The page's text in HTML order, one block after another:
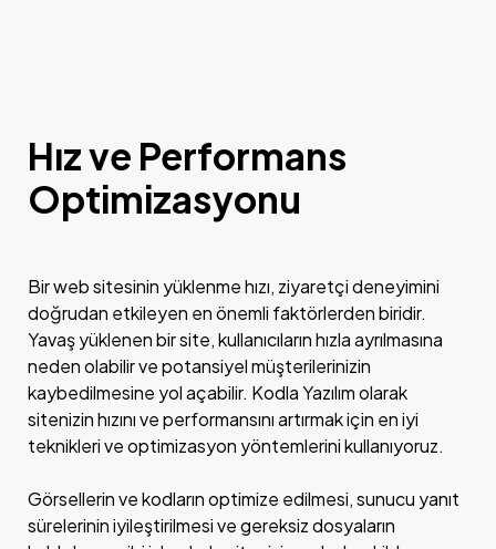
Hız ve Performans
Optimizasyonu
Bir web sitesinin yüklenme hızı, ziyaretçi deneyimini
doğrudan etkileyen en önemli faktörlerden biridir.
Yavaş yüklenen bir site, kullanıcıların hızla ayrılmasına
neden olabilir ve potansiyel müşterilerinizin
kaybedilmesine yol açabilir. Kodla Yazılım olarak
sitenizin hızını ve performansını artırmak için en iyi
teknikleri ve optimizasyon yöntemlerini kullanıyoruz.
Görsellerin ve kodların optimize edilmesi, sunucu yanıt
sürelerinin iyileştirilmesi ve gereksiz dosyaların